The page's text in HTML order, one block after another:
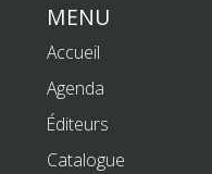
MENU
Accueil
Agenda
Éditeurs
Catalogue